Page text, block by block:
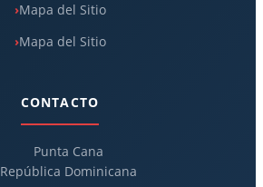
Mapa del Sitio
Mapa del Sitio
CONTACTO
Punta Cana
República Dominicana